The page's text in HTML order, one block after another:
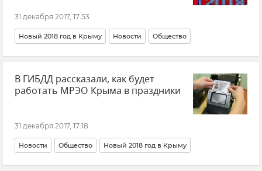
31 декабря 2017, 17:53
Новый 2018 год в Крыму Новости Общество
В ГИБДД рассказали, как будет
работать МРЭО Крыма в праздники
31 декабря 2017, 17:18
Новости Общество Новый 2018 год в Крыму